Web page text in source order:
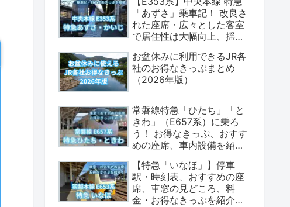
「あずさ」乗車記！ 改良さ
れた座席・広々とした客室
で居住性は大幅向上、揺れ
（座席表・荷物置場の情報
あり）
お盆休みに利用できるJR各
社のお得なきっぷまとめ
（2026年版）
常磐線特急「ひたち」「と
きわ」（E657系）に乗ろ
う！ お得なきっぷ、おすす
めの座席、車内設備を紹介
【特急「いなほ」】停車
駅・時刻表、おすすめの座
席、車窓の見どころ、料
金・お得なきっぷを紹介し